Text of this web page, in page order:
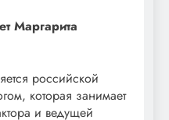
Маргарита
российской
которая занимает
и ведущей